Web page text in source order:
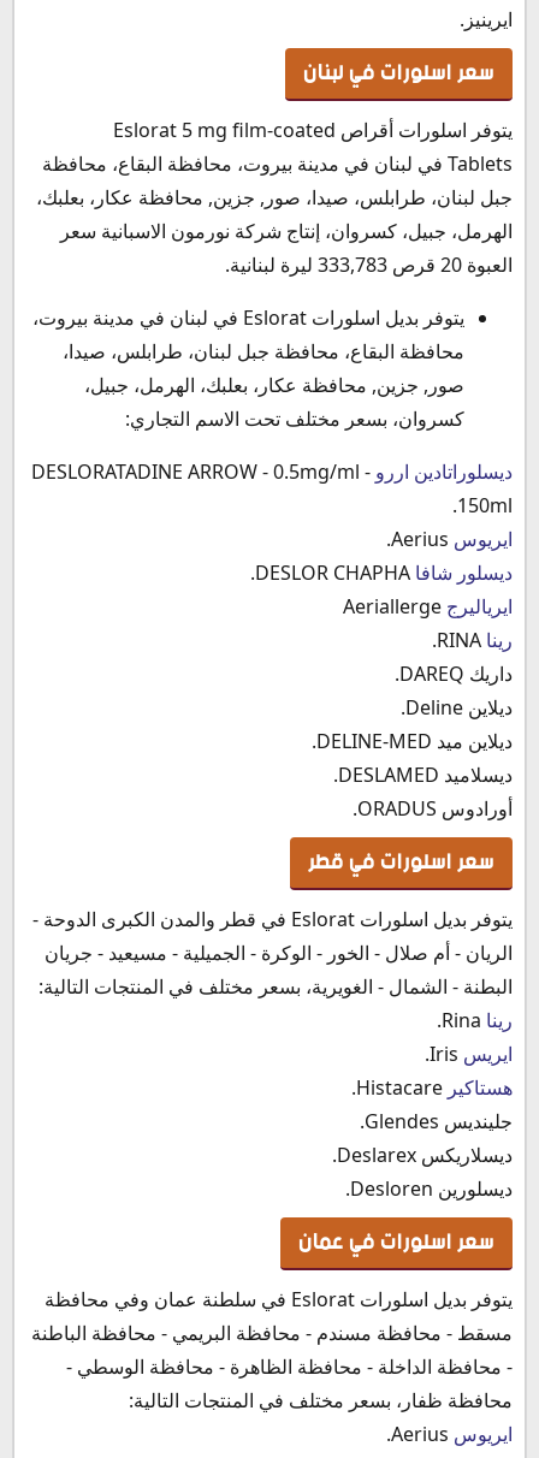
ايرينيز.
سعر اسلورات في لبنان
يتوفر اسلورات أقراص Eslorat 5 mg film-coated
Tablets في لبنان في مدينة بيروت، محافظة البقاع، محافظة
جبل لبنان، طرابلس، صيدا، صور, جزين, محافظة عكار، بعلبك،
الهرمل، جبيل، كسروان، إنتاج شركة نورمون الاسبانية سعر
العبوة 20 قرص 333,783 ليرة لبنانية.
يتوفر بديل اسلورات Eslorat في لبنان في مدينة بيروت،
محافظة البقاع، محافظة جبل لبنان، طرابلس، صيدا،
صور, جزين, محافظة عكار، بعلبك، الهرمل، جبيل،
كسروان، بسعر مختلف تحت الاسم التجاري:
ديسلوراتادين اررو DESLORATADINE ARROW - 0.5mg/ml -
150ml.
ايريوس
ديسلور شافا
ايرياليرج
رينا
داريك DAREQ.
ديلاين Deline.
ديلاين ميد DELINE-MED.
ديسلاميد DESLAMED.
أورادوس ORADUS.
سعر اسلورات في قطر
يتوفر بديل اسلورات Eslorat في قطر والمدن الكبرى الدوحة -
الريان - أم صلال - الخور - الوكرة - الجميلية - مسيعيد - جريان
البطنة - الشمال - الغويرية، بسعر مختلف في المنتجات التالية:
رينا
ايريس
هستاكير
جلينديس Glendes.
ديسلاريكس Deslarex.
ديسلورين Desloren.
سعر اسلورات في عمان
يتوفر بديل اسلورات Eslorat في سلطنة عمان وفي محافظة
مسقط - محافظة مسندم - محافظة البريمي - محافظة الباطنة
- محافظة الداخلة - محافظة الظاهرة - محافظة الوسطي -
محافظة ظفار، بسعر مختلف في المنتجات التالية:
ايريوس